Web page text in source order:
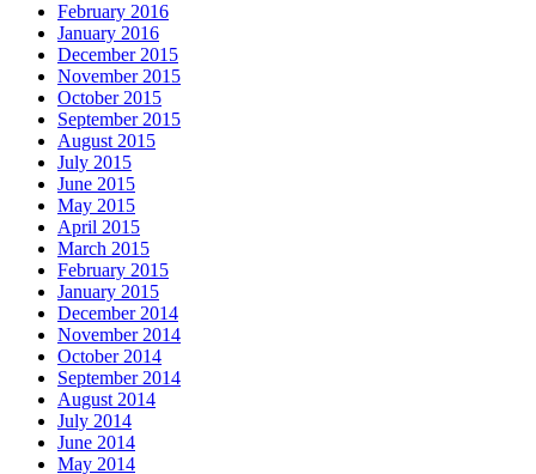
February 2016
January 2016
December 2015
November 2015
October 2015
September 2015
August 2015
July 2015
June 2015
May 2015
April 2015
March 2015
February 2015
January 2015
December 2014
November 2014
October 2014
September 2014
August 2014
July 2014
June 2014
May 2014